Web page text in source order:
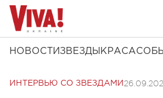
НОВОСТИ ЗВЕЗДЫ КРАСА
ИНТЕРВЬЮ СО ЗВЕЗДАМИ